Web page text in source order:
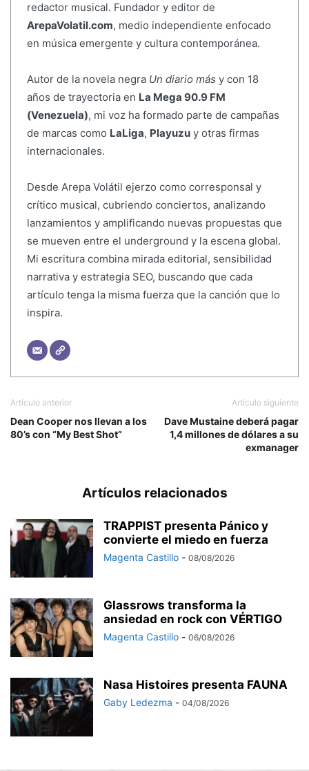
redactor musical. Fundador y editor de
ArepaVolatil.com, medio independiente enfocado
en música emergente y cultura contemporánea.
Autor de la novela negra Un diario más y con 18
años de trayectoria en La Mega 90.9 FM
(Venezuela), mi voz ha formado parte de campañas
de marcas como LaLiga, Playuzuy otras firmas
internacionales.
Desde Arepa Volátil ejerzo como corresponsal y
crítico musical, cubriendo conciertos, analizando
lanzamientos y amplificando nuevas propuestas que
se mueven entre el underground y la escena global.
Mi escritura combina mirada editorial, sensibilidad
narrativa y estrategia SEO, buscando que cada
artículo tenga la misma fuerza que la canción que lo
inspira.
Artículo anterior
Dean Cooper nos llevan a los
80’s con “My Best Shot”
Artículo siguiente
Dave Mustaine deberá pagar
1,4 millones de dólares a su
exmanager
Artículos relacionados
TRAPPIST presenta Pánico y
convierte el miedo en fuerza
Magenta Castillo - 08/08/2026
Glassrows transforma la
ansiedad en rock con VÉRTIGO
Magenta Castillo - 06/08/2026
Nasa Histoires presenta FAUNA
Gaby Ledezma - 04/08/2026